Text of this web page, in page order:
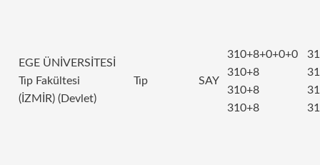
EGE ÜNİVERSİTESİ
Tıp Fakültesi
(İZMİR) (Devlet)
Tıp SAY
310+8+0+0+0
310+8
310+8
310+8